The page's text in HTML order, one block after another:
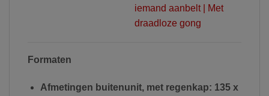
Formaten
Afmetingen buitenunit, met regenkap: 135 x